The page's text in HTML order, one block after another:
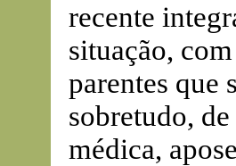
recente
situação,
parentes que
sobretudo,
médica,